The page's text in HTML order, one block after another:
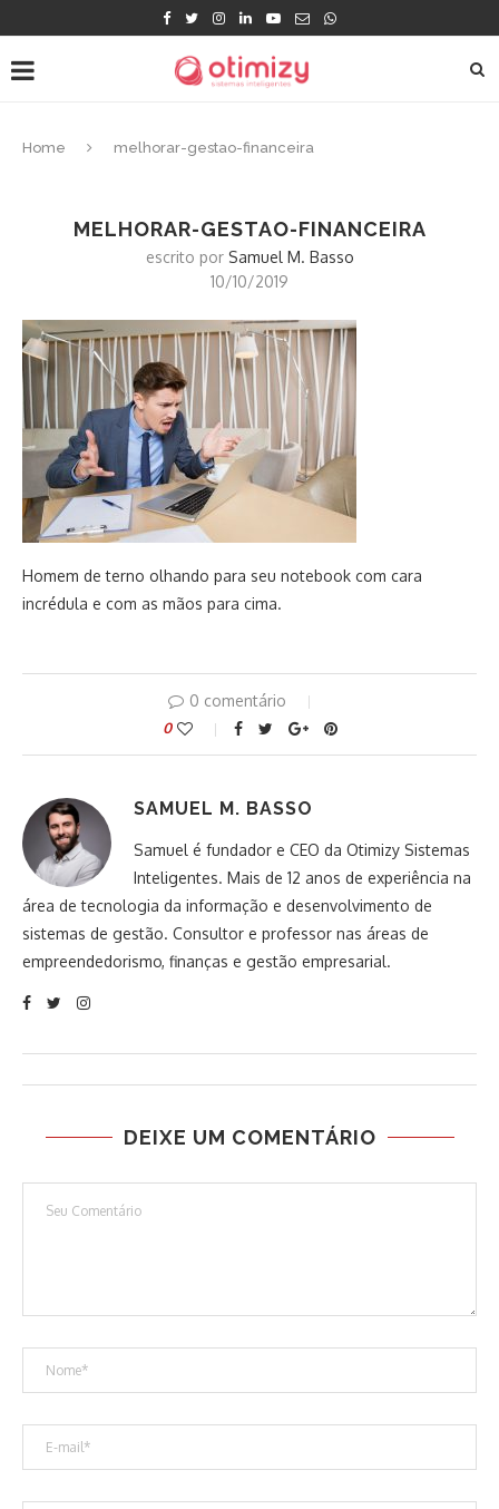
Home melhorar-gestao-financeira
MELHORAR-GESTAO-FINANCEIRA
escrito por Samuel M. Basso
10/10/2019
Homem de terno olhando para seu notebook com cara
incrédula e com as mãos para cima.
0 comentário
0
SAMUEL M. BASSO
Samuel é fundador e CEO da Otimizy Sistemas
Inteligentes. Mais de 12 anos de experiência na
área de tecnologia da informação e desenvolvimento de
sistemas de gestão. Consultor e professor nas áreas de
empreendedorismo, finanças e gestão empresarial.
DEIXE UM COMENTÁRIO